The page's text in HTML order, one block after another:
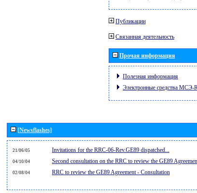
Публикации
Связанная деятельность
Прочая информация
Полезная информация
Электронные средства МСЭ-R
[Newsflashes]
21/06/05 Invitations for the RRC-06-Rev.GE89 dispatched...
04/10/04 Second consultation on the RRC to review the GE89
02/08/04 RRC to review the GE89 Agreement - Consultation